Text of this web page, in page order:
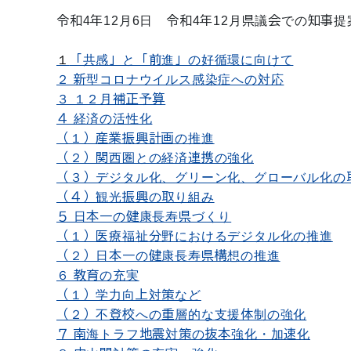
令和4年12月6日 令和4年12月県議会での知事提
１
「共感」と「前進」の好循環に向けて
２ 新型コロナウイルス感染症への対応
３ １２月補正予算
４ 経済の活性化
（１）産業振興計画の推進
（２）関西圏との経済連携の強化
（３）デジタル化、グリーン化、グローバル化の
（４）観光振興の取り組み
５ 日本一の健康長寿県づくり
（１）医療福祉分野におけるデジタル化の推進
（２）日本一の健康長寿県構想の推進
６ 教育の充実
（１）学力向上対策など
（２）不登校への重層的な支援体制の強化
７ 南海トラフ地震対策の抜本強化・加速化